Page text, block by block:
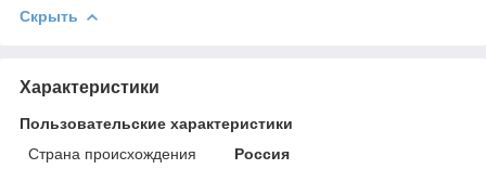
Скрыть
Характеристики
Пользовательские характеристики
Страна происхождения
Россия